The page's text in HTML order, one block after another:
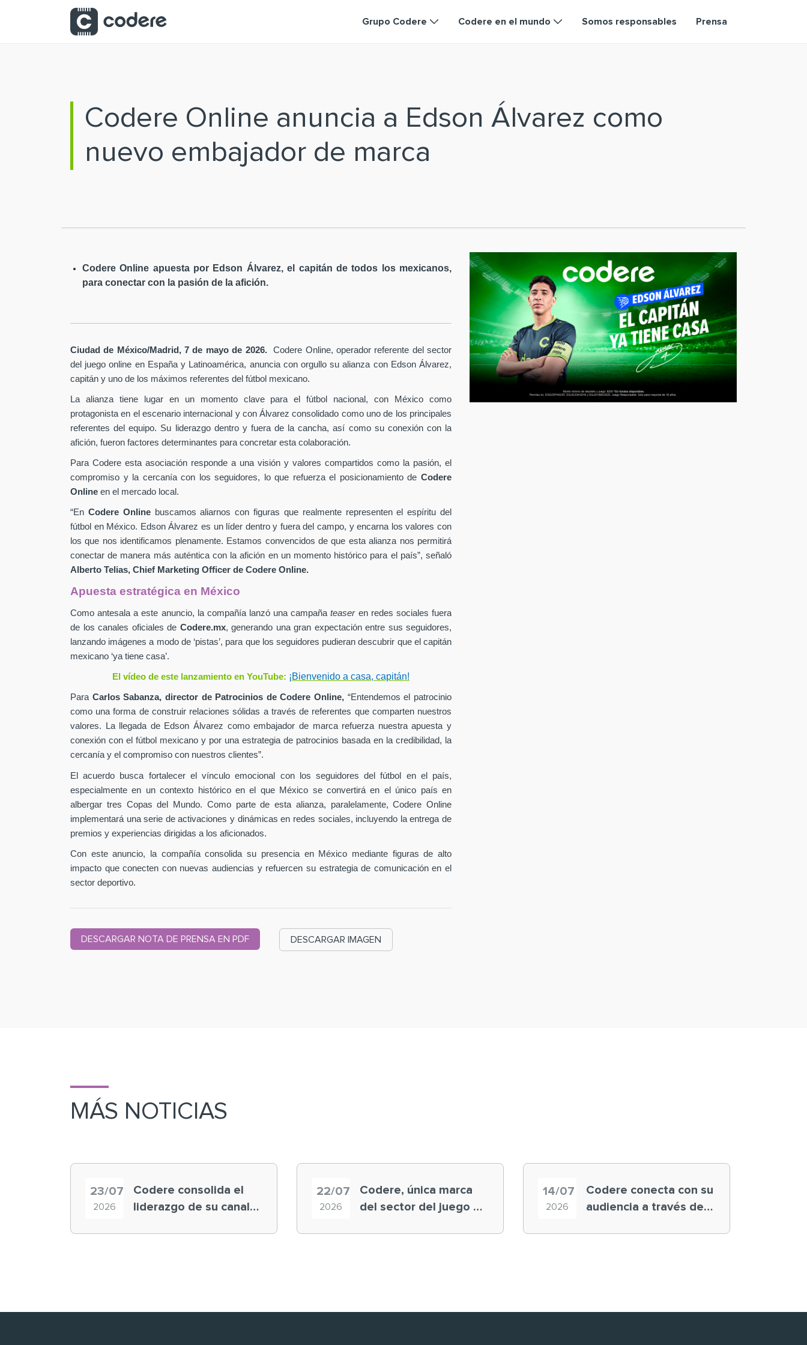
Saltar al contenido principal
Grupo Codere Codere en el mundo Somos responsables Prensa
Codere Online anuncia a Edson Álvarez como
nuevo embajador de marca
Codere Online apuesta por Edson Álvarez, el capitán de todos los mexicanos,
para conectar con la pasión de la afición.
Ciudad de México/Madrid, 7 de mayo de 2026.Codere Online, operador referente del sector
del juego online en España y Latinoamérica, anuncia con orgullo su alianza con Edson Álvarez,
capitán y uno de los máximos referentes del fútbol mexicano.
La alianza tiene lugar en un momento clave para el fútbol nacional, con México como
protagonista en el escenario internacional y con Álvarez consolidado como uno de los principales
referentes del equipo. Su liderazgo dentro y fuera de la cancha, así como su conexión con la
afición, fueron factores determinantes para concretar esta colaboración.
Para Codere esta asociación responde a una visión y valores compartidos como la pasión, el
compromiso y la cercanía con los seguidores, lo que refuerza el posicionamiento de Codere
Online en el mercado local.
“En Codere Onlinebuscamos aliarnos con figuras que realmente representen el espíritu del
fútbol en México. Edson Álvarez es un líder dentro y fuera del campo, y encarna los valores con
los que nos identificamos plenamente. Estamos convencidos de que esta alianza nos permitirá
conectar de manera más auténtica con la afición en un momento histórico para el país”, señaló
Alberto Telias, Chief Marketing Officer de Codere Online.
Apuesta estratégica en México
Como antesala a este anuncio, la compañía lanzó una campañateaseren redes sociales fuera
de los canales oficiales de Codere.mx, generando una gran expectación entre sus seguidores,
lanzando imágenes a modo de ‘pistas’, para que los seguidores pudieran descubrir que el capitán
mexicano ‘ya tiene casa’.
El vídeo de este lanzamiento en YouTube: ¡Bienvenido a casa, capitán!
Para Carlos Sabanza, director de Patrocinios de Codere Online, “Entendemos el patrocinio
como una forma de construir relaciones sólidas a través de referentes que comparten nuestros
valores. La llegada de Edson Álvarez como embajador de marca refuerza nuestra apuesta y
conexión con el fútbol mexicano y por una estrategia de patrocinios basada en la credibilidad, la
cercanía y el compromiso con nuestros clientes”.
El acuerdo busca fortalecer el vínculo emocional con los seguidores del fútbol en el país,
especialmente en un contexto histórico en el que México se convertirá en el único país en
albergar tres Copas del Mundo. Como parte de esta alianza, paralelamente, Codere Online
implementará una serie de activaciones y dinámicas en redes sociales, incluyendo la entrega de
premios y experiencias dirigidas a los aficionados.
Con este anuncio, la compañía consolida su presencia en México mediante figuras de alto
impacto que conecten con nuevas audiencias y refuercen su estrategia de comunicación en el
sector deportivo.
DESCARGAR NOTA DE PRENSA EN PDF DESCARGAR IMAGEN
MÁS NOTICIAS
23/07
2026
Codere consolida el
liderazgo de su canal
22/07
2026
Codere, única marca
del sector del juego en
14/07
2026
Codere conecta con su
audiencia a través de